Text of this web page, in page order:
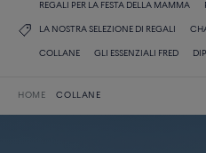
REGALI PER LA FESTA DELLA MAMMA
LA NOSTRA SELEZIONE DI REGALI
COLLANE GLI ESSENZIALI FRED
HOME COLLANE